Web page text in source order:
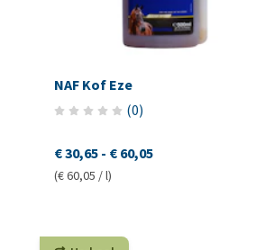
NAF Kof Eze
(0)
€ 30,65 - € 60,05
(€ 60,05 / l)